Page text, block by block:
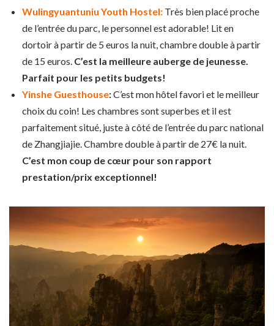
Wulingyuantuniu Youth Hostel: Très bien placé proche
de l’entrée du parc, le personnel est adorable! Lit en
dortoir à partir de 5 euros la nuit, chambre double à partir
de 15 euros. C’est la meilleure auberge de jeunesse.
Parfait pour les petits budgets!
Yinshe Guesthouse:C’est mon hôtel favori et le meilleur
choix du coin! Les chambres sont superbes et il est
parfaitement situé, juste à côté de l’entrée du parc national
de Zhangjiajie. Chambre double à partir de 27€ la nuit.
C’est mon coup de cœur pour son rapport
prestation/prix exceptionnel!